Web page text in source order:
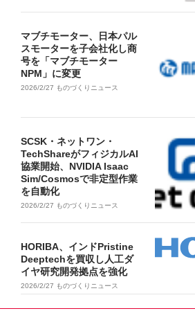
マブチモーター、日本パル
スモーターを子会社化し商
号を「マブチモーター
NPM」に変更
2026/2/27 ものづくりニュース
SCSK・ネットワン・
TechShareがフィジカルAI
協業開始、NVIDIA Isaac
Sim/Cosmosで非定型作業
を自動化
2026/2/27 ものづくりニュース
HORIBA、インドPristine
Deeptechを買収し人工ダ
イヤ研究開発拠点を強化
2026/2/27 ものづくりニュース